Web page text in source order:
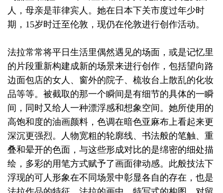
人，母亲是菲律宾人。她在日本下关市度过年少时
期，15岁时迁至伦敦，现仍在伦敦进行创作活动。
法拉常常将平日生活里偶然遇见的场面，或是记忆里
的片段重新构建成新的场景来进行创作，包括望向路
边面包店的女人、窗外的院子、梳妆台上散乱的化妆
品等等。被截取的那一个瞬间是有细节的具体的一瞬
间，同时又给人一种漂浮感和想象空间。她所使用的
高饱和度的油画颜料，色调在暗色亚麻布上看起来更
深沉更强烈。人物宽粗的轮廓线、书法般的笔触、重
叠和晕开的色面，与这些形成对比的是绵密的细处描
绘，多彩的用笔方式赋予了画面律动感。此般技法下
浮现的可人形象在不同场景中彰显各自的存在，也是